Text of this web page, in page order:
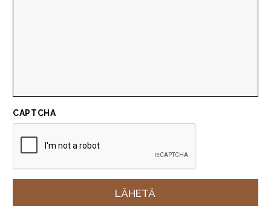
CAPTCHA